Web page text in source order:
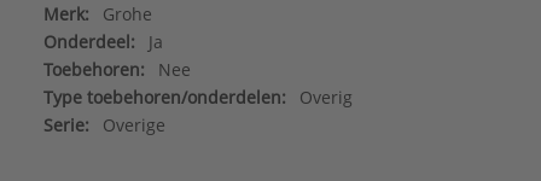
Merk:
Grohe
Onderdeel:
Ja
Toebehoren:
Nee
Type toebehoren/onderdelen:
Overig
Serie:
Overige